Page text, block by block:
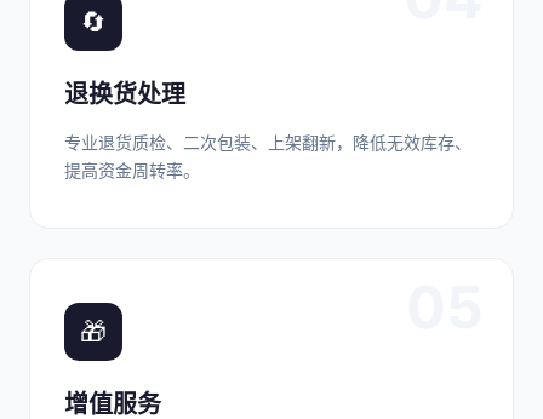
🔄
退换货处理
专业退货质检、二次包装、上架翻新，降低无效库存、
提高资金周转率。
🎁
增值服务